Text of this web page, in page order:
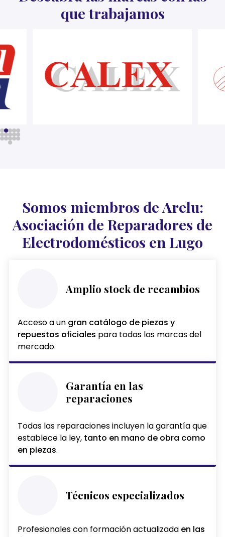
que trabajamos
Somos miembros de Arelu:
Asociación de Reparadores de
Electrodomésticos en Lugo
Amplio stock de recambios
Acceso a un gran catálogo de piezas y
repuestos oficiales para todas las marcas del
mercado.
Garantía en las
reparaciones
Todas las reparaciones incluyen la garantía que
establece la ley, tanto en mano de obra como
en piezas.
Técnicos especializados
Profesionales con formación actualizada en las